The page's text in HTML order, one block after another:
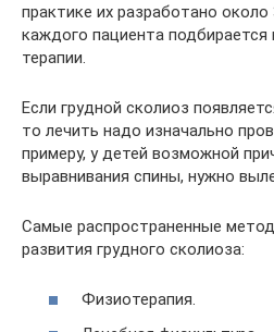
практике их разработано
каждого пациента
терапии.
Если грудной сколиоз
то лечить надо изначально
примеру, у детей возможной
выравнивания спины, нужно
Самые распространенные
развития грудного сколиоза:
Физиотерапия.